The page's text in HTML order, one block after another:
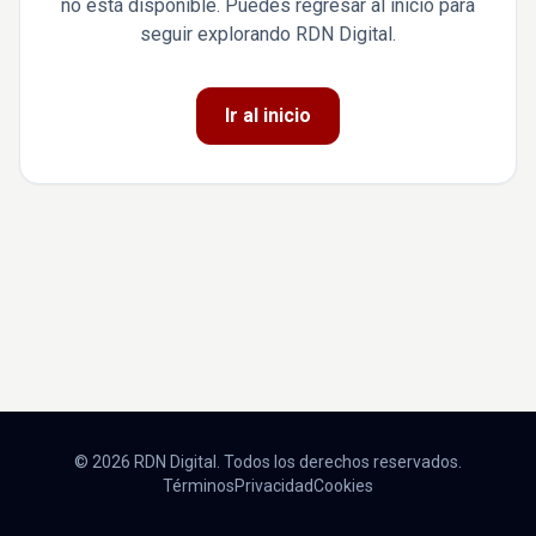
no está disponible. Puedes regresar al inicio para
seguir explorando RDN Digital.
Ir al inicio
© 2026 RDN Digital. Todos los derechos reservados.
TérminosPrivacidadCookies